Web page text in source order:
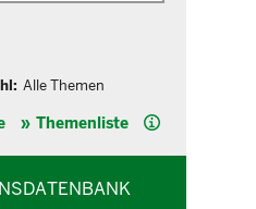
Alle Themen
Themenliste Hilfe